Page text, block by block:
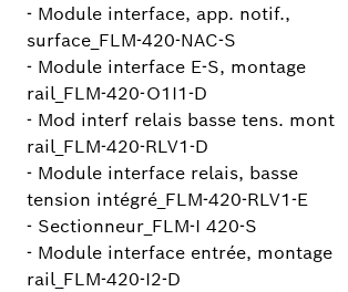
- Module interface, app. notif.,
surface_FLM-420-NAC-S
- Module interface E-S, montage
rail_FLM-420-O1I1-D
- Mod interf relais basse tens. mont
rail_FLM-420-RLV1-D
- Module interface relais, basse
tension intégré_FLM-420-RLV1-E
- Sectionneur_FLM-I 420-S
- Module interface entrée, montage
rail_FLM-420-I2-D